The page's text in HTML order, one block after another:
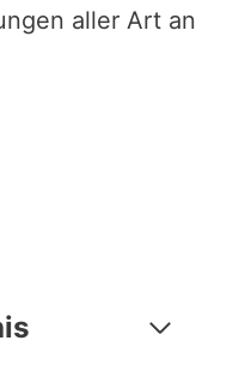
aller Art an